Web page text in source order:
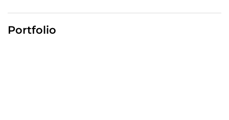
Stratégie simple et efficace
Portfolio